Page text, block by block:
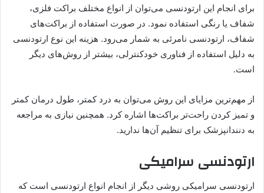
برای انجام این ارتودنسی می‌توان از انواع مختلف براکت فلزی،
شفاف یا رنگی استفاده نمود. در صورت استفاده از براکت‌های
شفاف، ارتودنسی نامرئی به شمار می‌رود. هزینه این نوع ارتودنسی
به دلیل استفاده از فناوری خودکنترلی، بیشتر از روش‌های دیگر
است.
از مهم‌ترین مزایای این روش می‌توان به درد کمتر، طول درمان کمتر
و تمیز کردن راحت‌تر براکت‌ها اشاره کرد. همچنین نیازی به مراجعه
به دنندانپزشک برای تنظیم آن‌ها ندارید.
ارتودنسی سرامیکی
ارتودنسی سرامیکی روشی دیگر از انجام انواع ارتودنسی است که